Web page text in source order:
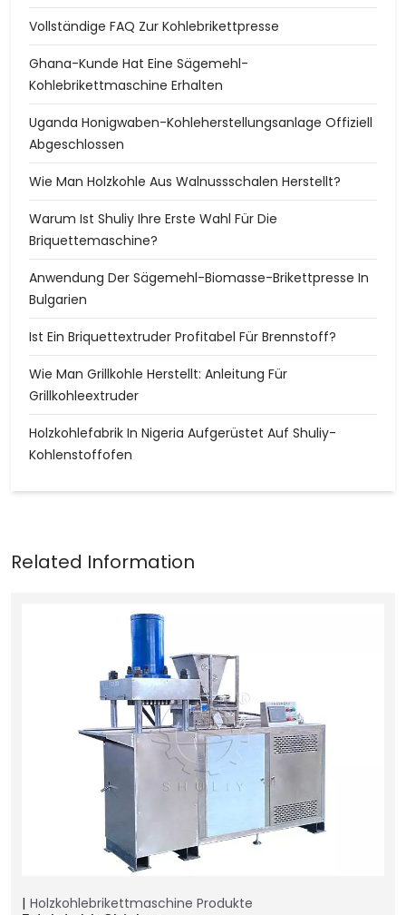
Vollständige FAQ Zur Kohlebrikettpresse
Ghana-Kunde Hat Eine Sägemehl-
Kohlebrikettmaschine Erhalten
Uganda Honigwaben-Kohleherstellungsanlage Offiziell
Abgeschlossen
Wie Man Holzkohle Aus Walnussschalen Herstellt?
Warum Ist Shuliy Ihre Erste Wahl Für Die
Briquettemaschine?
Anwendung Der Sägemehl-Biomasse-Brikettpresse In
Bulgarien
Ist Ein Briquettextruder Profitabel Für Brennstoff?
Wie Man Grillkohle Herstellt: Anleitung Für
Grillkohleextruder
Holzkohlefabrik In Nigeria Aufgerüstet Auf Shuliy-
Kohlenstoffofen
Holzkohlebrikettmaschine Produkte